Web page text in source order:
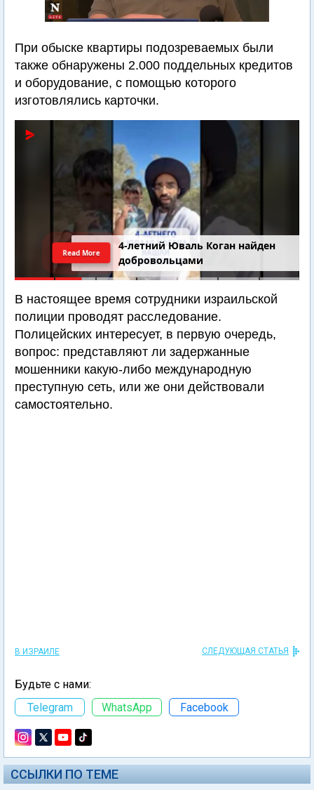
При обыске квартиры подозреваемых были
также обнаружены 2.000 поддельных кредитов
и оборудование, с помощью которого
изготовлялись карточки.
4-летний Юваль Коган найден
добровольцами
Read More
В настоящее время сотрудники израильской
полиции проводят расследование.
Полицейских интересует, в первую очередь,
вопрос: представляют ли задержанные
мошенники какую-либо международную
преступную сеть, или же они действовали
самостоятельно.
В ИЗРАИЛЕ СЛЕДУЮЩАЯ СТАТЬЯ
Будьте с нами:
Telegram
WhatsApp Facebook
ССЫЛКИ ПО ТЕМЕ